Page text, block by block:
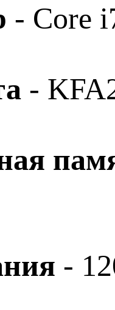
- Core
-
-